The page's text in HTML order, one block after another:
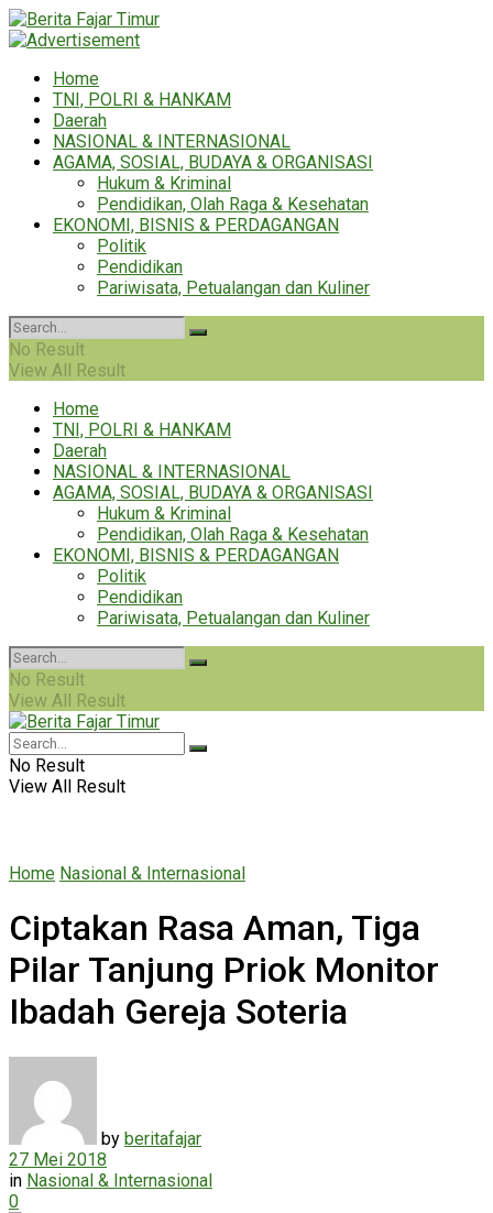
Home
TNI, POLRI & HANKAM
Daerah
NASIONAL & INTERNASIONAL
AGAMA, SOSIAL, BUDAYA & ORGANISASI
Hukum & Kriminal
Pendidikan, Olah Raga & Kesehatan
EKONOMI, BISNIS & PERDAGANGAN
Politik
Pendidikan
Pariwisata, Petualangan dan Kuliner
No Result
View All Result
Home
TNI, POLRI & HANKAM
Daerah
NASIONAL & INTERNASIONAL
AGAMA, SOSIAL, BUDAYA & ORGANISASI
Hukum & Kriminal
Pendidikan, Olah Raga & Kesehatan
EKONOMI, BISNIS & PERDAGANGAN
Politik
Pendidikan
Pariwisata, Petualangan dan Kuliner
No Result
View All Result
No Result
View All Result
Home Nasional & Internasional
Ciptakan Rasa Aman, Tiga
Pilar Tanjung Priok Monitor
Ibadah Gereja Soteria
by beritafajar
27 Mei 2018
in Nasional & Internasional
0